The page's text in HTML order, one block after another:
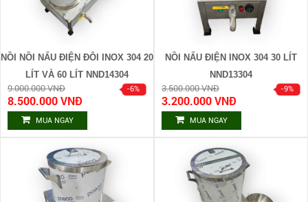
NỒI NỒI NẤU ĐIỆN ĐÔI INOX 304 20
LÍT VÀ 60 LÍT NND14304
9.000.000 VNĐ
8.500.000 VNĐ
MUA NGAY
NỒI NẤU ĐIỆN INOX 304 30 LÍT
NND13304
3.500.000 VNĐ
3.200.000 VNĐ
MUA NGAY